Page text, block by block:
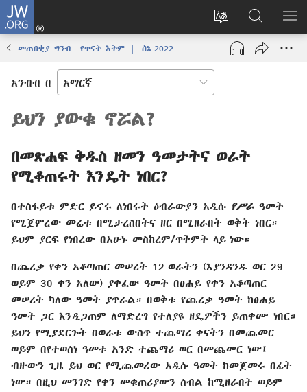
JW.ORG
የድረ
ገጹን
ቋንቋ
ግባ
(አዲስ
ዊንዶው
JW.ORG
ላይ
መፈለጊያ
መጠበቂያ ግንብ—የጥናት እትም | ሰኔ 2022
አንብብ በ
ይህን ያውቁ ኖሯል?
በመጽሐፍ ቅዱስ ዘመን ዓመታትና ወራት
የሚቆጠሩት እንዴት ነበር?
በተስፋይቱ ምድር ይኖሩ ለነበሩት ዕብራውያን አዲሱ የሥራ ዓመት
የሚጀምረው መሬቱ በሚታረስበትና ዘር በሚዘራበት ወቅት ነበር።
ይህም ያርፍ የነበረው በአሁኑ መስከረም/ጥቅምት ላይ ነው።
በጨረቃ የቀን አቆጣጠር መሠረት 12 ወራትን (እያንዳንዱ ወር 29
ወይም 30 ቀን አለው) ያቀፈው ዓመት በፀሐይ የቀን አቆጣጠር
መሠረት ካለው ዓመት ያጥራል። በወቅቱ የጨረቃ ዓመት ከፀሐይ
ዓመት ጋር እንዲጋጠም ለማድረግ የተለያዩ ዘዴዎችን ይጠቀሙ ነበር።
ይህን የሚያደርጉት በወራቱ ውስጥ ተጨማሪ ቀናትን በመጨመር
ወይም በየተወሰነ ዓመቱ አንድ ተጨማሪ ወር በመጨመር ነው፤
ብዙውን ጊዜ ይህ ወር የሚጨመረው አዲሱ ዓመት ከመጀመሩ በፊት
ነው። በዚህ መንገድ የቀን መቁጠሪያውን ሰብል ከሚዘራበት ወይም